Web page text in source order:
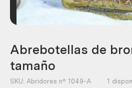
Abrebotellas de
tamaño
SKU: Abridores nº 1049-A 1